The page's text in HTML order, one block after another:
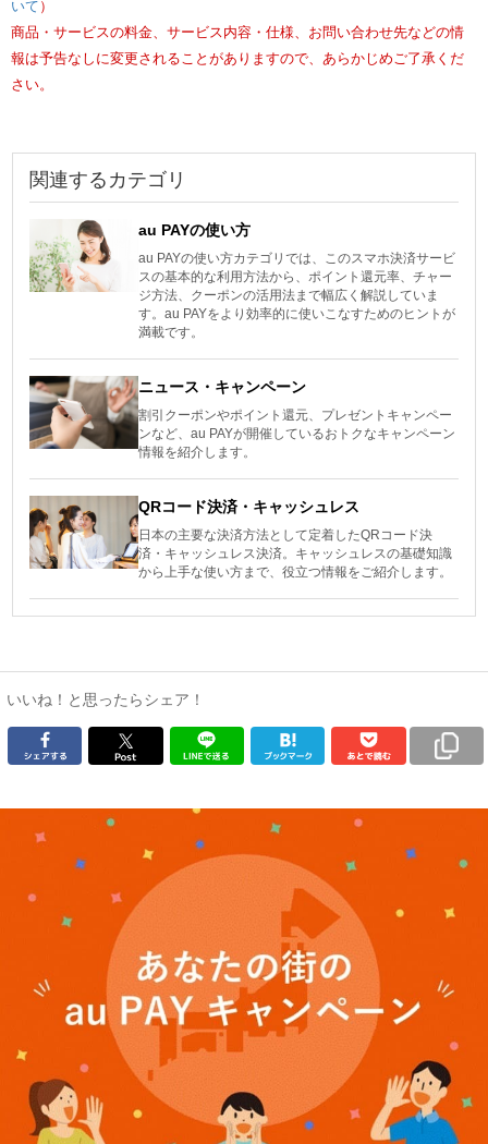
いて ）
商品・サービスの料金、サービス内容・仕様、お問い合わせ先などの情
報は予告なしに変更されることがありますので、あらかじめご了承くだ
さい。
関連するカテゴリ
au PAYの使い方
au PAYの使い方カテゴリでは、このスマホ決済サービ
スの基本的な利用方法から、ポイント還元率、チャー
ジ方法、クーポンの活用法まで幅広く解説していま
す。au PAYをより効率的に使いこなすためのヒントが
満載です。
ニュース・キャンペーン
割引クーポンやポイント還元、プレゼントキャンペー
ンなど、au PAYが開催しているおトクなキャンペーン
情報を紹介します。
QRコード決済・キャッシュレス
日本の主要な決済方法として定着したQRコード決
済・キャッシュレス決済。キャッシュレスの基礎知識
から上手な使い方まで、役立つ情報をご紹介します。
いいね！と思ったらシェア！